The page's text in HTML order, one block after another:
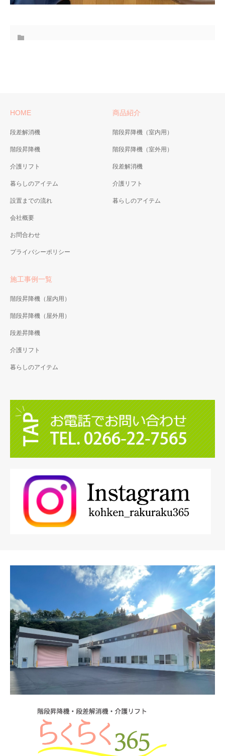
HOME
段差解消機
階段昇降機
介護リフト
暮らしのアイテム
設置までの流れ
会社概要
お問合わせ
プライバシーポリシー
商品紹介
階段昇降機（室内用）
階段昇降機（室外用）
段差解消機
介護リフト
暮らしのアイテム
施工事例一覧
階段昇降機（屋内用）
階段昇降機（屋外用）
段差昇降機
介護リフト
暮らしのアイテム